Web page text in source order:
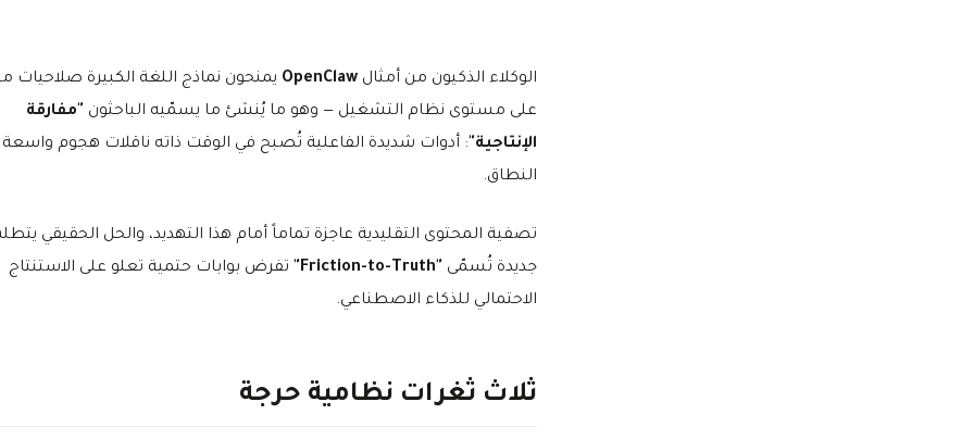
الوكلاء الذكيون من أمثال OpenClaw يمنحون نماذج اللغة الكبيرة صلاحيات
على مستوى نظام التشغيل — وهو ما يُنشئ ما يسمّيه الباحثون "مفارقة
الإنتاجية": أدوات شديدة الفاعلية تُصبح في الوقت ذاته ناقلات هجوم واسعة
النطاق.
تصفية المحتوى التقليدية عاجزة تماماً أمام هذا التهديد، والحل الحقيقي
جديدة تُسمّى "Friction-to-Truth"
تفرض بوابات حتمية تعلو على الاستنتاج
الاحتمالي للذكاء الاصطناعي.
ثلاث ثغرات نظامية حرجة